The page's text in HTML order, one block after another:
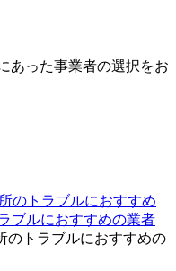
あった事業者の選択をお
のトラブルにおすすめ
ブルにおすすめの業者
のトラブルにおすすめの